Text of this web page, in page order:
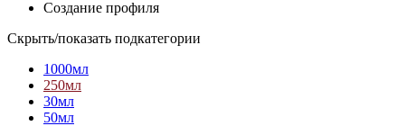
Создание профиля
Скрыть/показать подкатегории
1000мл
250мл
30мл
50мл